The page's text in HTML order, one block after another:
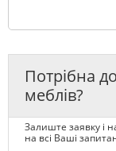
Потрібна
меблів?
Залиште заявку і
на всі Ваші